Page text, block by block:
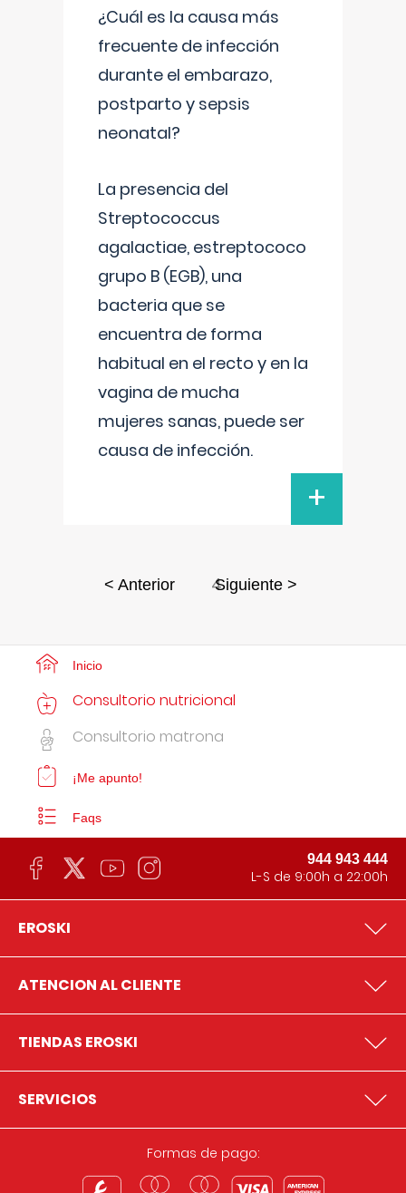
¿Cuál es la causa más
frecuente de infección
durante el embarazo,
postparto y sepsis
neonatal?
La presencia del
Streptococcus
agalactiae, estreptococo
grupo B (EGB), una
bacteria que se
encuentra de forma
habitual en el recto y en la
vagina de mucha
mujeres sanas, puede ser
causa de infección.
+
< Anterior 4
Siguiente >
Inicio
Consultorio nutricional
Consultorio matrona
¡Me apunto!
Faqs
944 943 444
L-S de 9:00h a 22:00h
EROSKI
ATENCION AL CLIENTE
TIENDAS EROSKI
SERVICIOS
Formas de pago: